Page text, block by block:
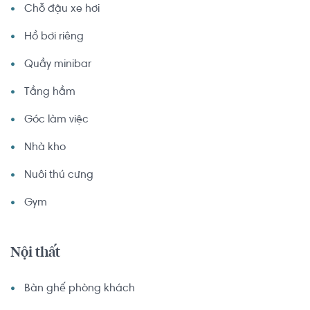
Chỗ đậu xe hơi
Hồ bơi riêng
Quầy minibar
Tầng hầm
Góc làm việc
Nhà kho
Nuôi thú cưng
Gym
Nội thất
Bàn ghế phòng khách